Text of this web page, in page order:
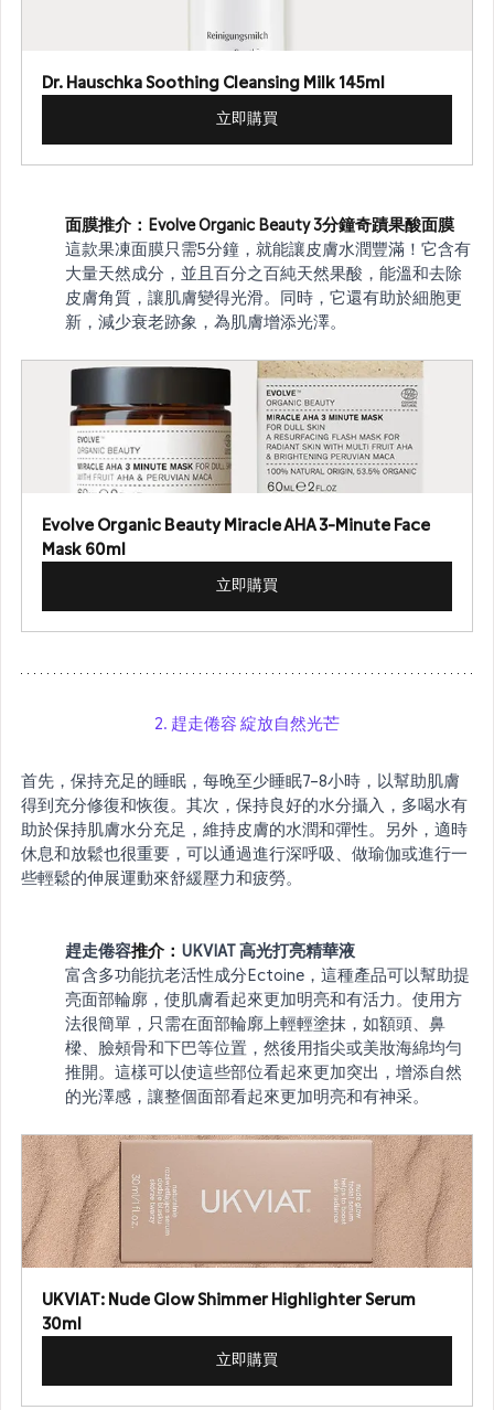
Dr. Hauschka Soothing Cleansing Milk 145ml
立即購買
面膜推介： Evolve Organic Beauty 3分鐘奇蹟果酸面膜
這款果凍面膜只需5分鐘，就能讓皮膚水潤豐滿！它含有
大量天然成分，並且百分之百純天然果酸，能溫和去除
皮膚角質，讓肌膚變得光滑。同時，它還有助於細胞更
新，減少衰老跡象，為肌膚增添光澤。
Evolve Organic Beauty Miracle AHA 3-Minute Face
Mask 60ml
立即購買
2. 趕走倦容 綻放自然光芒
首先，保持充足的睡眠，每晚至少睡眠7–8小時，以幫助肌膚
得到充分修復和恢復。其次，保持良好的水分攝入，多喝水有
助於保持肌膚水分充足，維持皮膚的水潤和彈性。另外，適時
休息和放鬆也很重要，可以通過進行深呼吸、做瑜伽或進行一
些輕鬆的伸展運動來舒緩壓力和疲勞。
趕走倦容推介： UKVIAT 高光打亮精華液
富含多功能抗老活性成分Ectoine，這種產品可以幫助提
亮面部輪廓，使肌膚看起來更加明亮和有活力。使用方
法很簡單，只需在面部輪廓上輕輕塗抹，如額頭、鼻
樑、臉頰骨和下巴等位置，然後用指尖或美妝海綿均勻
推開。這樣可以使這些部位看起來更加突出，增添自然
的光澤感，讓整個面部看起來更加明亮和有神采。
UKVIAT: Nude Glow Shimmer Highlighter Serum
30ml
立即購買